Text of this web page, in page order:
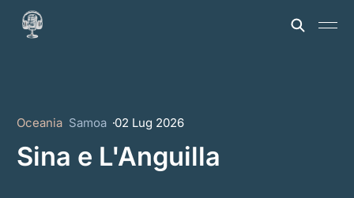
Oceania Samoa 02 Lug 2026
Sina e L'Anguilla